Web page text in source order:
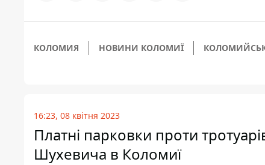
КОЛОМИЯ НОВИНИ КОЛОМИЇ
16:23, 08 квітня 2023
Платні парковки проти
Шухевича в Коломиї